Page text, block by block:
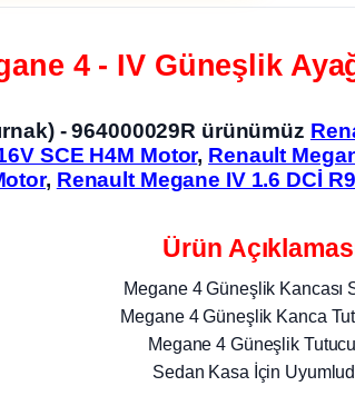
4 - IV Güneşlik
- 964000029R ürünümüz
SCE H4M Motor, Renault
, Renault Megane IV 1.6 DCİ
Ürün
Megane 4 Güneşlik Kancası
Megane 4 Güneşlik Kanca
Megane 4 Güneşlik
Sedan Kasa İçin